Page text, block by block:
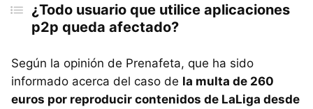
¿Todo usuario que utilice aplicaciones
p2p queda afectado?
Según la opinión de Prenafeta, que ha sido
informado acerca del caso de la multa de 260
euros por reproducir contenidos de LaLiga desde